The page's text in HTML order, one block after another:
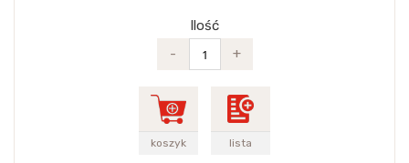
Ilość
-
+
koszyk lista